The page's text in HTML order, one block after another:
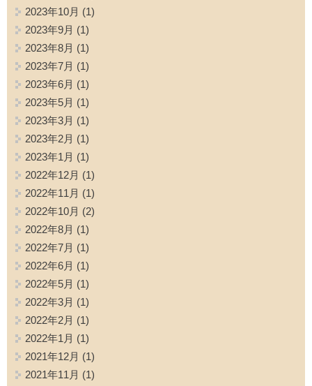
2023年10月 (1)
2023年9月 (1)
2023年8月 (1)
2023年7月 (1)
2023年6月 (1)
2023年5月 (1)
2023年3月 (1)
2023年2月 (1)
2023年1月 (1)
2022年12月 (1)
2022年11月 (1)
2022年10月 (2)
2022年8月 (1)
2022年7月 (1)
2022年6月 (1)
2022年5月 (1)
2022年3月 (1)
2022年2月 (1)
2022年1月 (1)
2021年12月 (1)
2021年11月 (1)